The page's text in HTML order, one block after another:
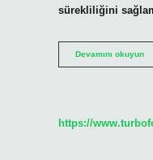
sürekliliğini
Devamını okuyun
https://